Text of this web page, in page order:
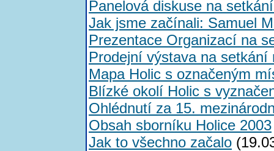
Panelová diskuse na
Jak jsme začínali: Samuel
Prezentace Organizací na
Prodejní výstava na
Mapa Holic s označeným
Blízké okolí Holic s
Ohlédnutí za 15.
Obsah sborníku Holice 2003
Jak to všechno začalo